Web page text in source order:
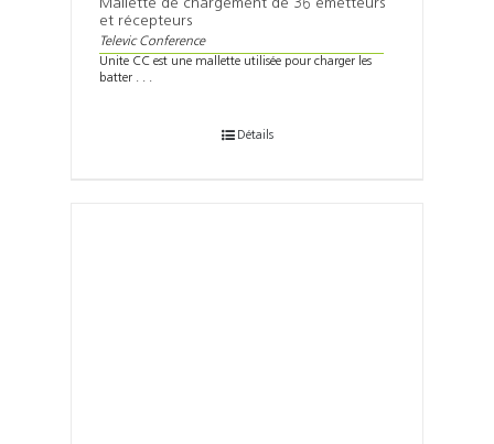
Mallette de chargement de 36 émetteurs
et récepteurs
Televic Conference
Unite CC est une mallette utilisée pour charger les
batter . . .
Détails